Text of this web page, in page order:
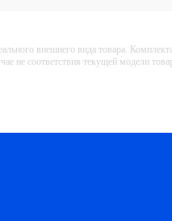
внешнего вида товара.
не соответствия текущей модели